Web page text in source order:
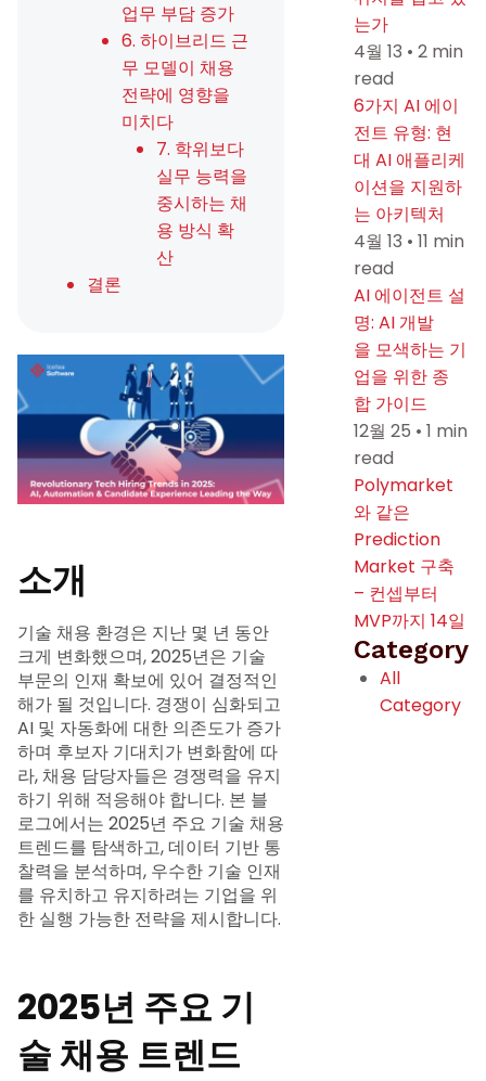
업무 부담 증가
6. 하이브리드 근
무 모델이 채용
전략에 영향을
미치다
7. 학위보다
실무 능력을
중시하는 채
용 방식 확
산
결론
소개
기술 채용 환경은 지난 몇 년 동안
크게 변화했으며, 2025년은 기술
부문의 인재 확보에 있어 결정적인
해가 될 것입니다. 경쟁이 심화되고
AI 및 자동화에 대한 의존도가 증가
하며 후보자 기대치가 변화함에 따
라, 채용 담당자들은 경쟁력을 유지
하기 위해 적응해야 합니다. 본 블
로그에서는 2025년 주요 기술 채용
트렌드를 탐색하고, 데이터 기반 통
찰력을 분석하며, 우수한 기술 인재
를 유치하고 유지하려는 기업을 위
한 실행 가능한 전략을 제시합니다.
2025년 주요 기
술 채용 트렌드
는가
4월 13 • 2 min
read
6가지 AI 에이
전트 유형: 현
대 AI 애플리케
이션을 지원하
는 아키텍처
4월 13 • 11 min
read
AI 에이전트 설
명: AI 개발
을 모색하는 기
업을 위한 종
합 가이드
12월 25 • 1 min
read
Polymarket
와 같은
Prediction
Market 구축
– 컨셉부터
MVP까지 14일
Category
All
Category